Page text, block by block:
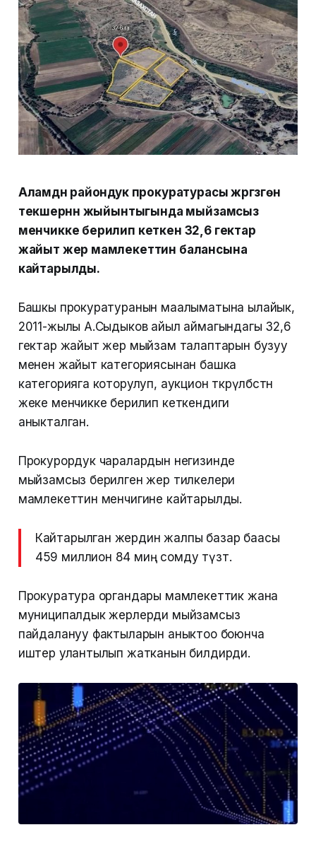
Аламүдүн райондук прокуратурасы жүргүзгөн
текшерүүнүн жыйынтыгында мыйзамсыз
менчикке берилип кеткен 32,6 гектар
жайыт жер мамлекеттин балансына
кайтарылды.
Башкы прокуратуранын маалыматына ылайык,
2011-жылы А.Сыдыков айыл аймагындагы 32,6
гектар жайыт жер мыйзам талаптарын бузуу
менен жайыт категориясынан башка
категорияга которулуп, аукцион өткөрүлбөстөн
жеке менчикке берилип кеткендиги
аныкталган.
Прокурордук чаралардын негизинде
мыйзамсыз берилген жер тилкелери
мамлекеттин менчигине кайтарылды.
Кайтарылган жердин жалпы базар баасы
459 миллион 84 миң сомду түзөт.
Прокуратура органдары мамлекеттик жана
муниципалдык жерлерди мыйзамсыз
пайдалануу фактыларын аныктоо боюнча
иштер улантылып жатканын билдирди.